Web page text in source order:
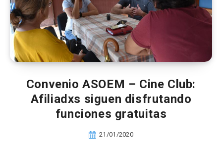
Convenio ASOEM – Cine Club:
Afiliadxs siguen disfrutando
funciones gratuitas
21/01/2020